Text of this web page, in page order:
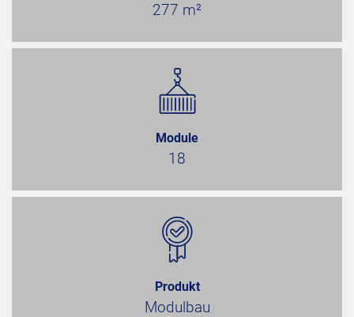
277 m²
Module
18
Produkt
Modulbau